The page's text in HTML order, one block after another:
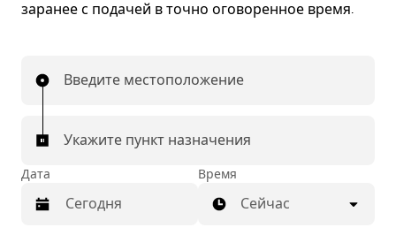
заранее с подачей в точно оговоренное время.
Введите местоположение
Укажите пункт назначения
Дата Время
Сейчас